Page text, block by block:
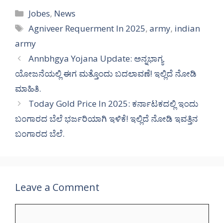
Categories
Jobes, News
Tags
Agniveer Requerment In 2025,army, indian
army
Annbhgya Yojana Update: ಅನ್ನಭಾಗ್ಯ
ಯೋಜನೆಯಲ್ಲಿ ಈಗ ಮತ್ತೊಂದು ಬದಲಾವಣೆ! ಇಲ್ಲಿದೆ ನೋಡಿ
ಮಾಹಿತಿ.
Today Gold Price In 2025: ಕರ್ನಾಟಕದಲ್ಲಿ ಇಂದು
ಬಂಗಾರದ ಬೆಲೆ ಭರ್ಜರಿಯಾಗಿ ಇಳಿಕೆ! ಇಲ್ಲಿದೆ ನೋಡಿ ಇವತ್ತಿನ
ಬಂಗಾರದ ಬೆಲೆ.
Leave a Comment